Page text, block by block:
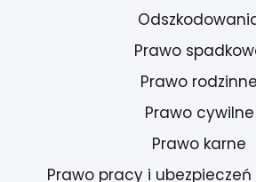
Prawo
Prawo rodzinne
Prawo cywilne
Prawo karne
Prawo pracy i ubezpieczeń